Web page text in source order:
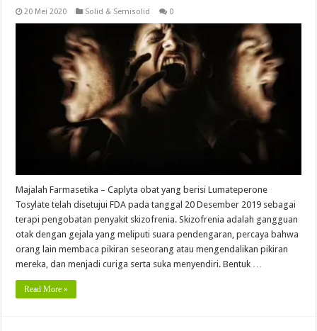
20 Mei 2020 Solid & Semisolid 0
Majalah Farmasetika – Caplyta obat yang berisi Lumateperone
Tosylate telah disetujui FDA pada tanggal 20 Desember 2019 sebagai
terapi pengobatan penyakit skizofrenia. Skizofrenia adalah gangguan
otak dengan gejala yang meliputi suara pendengaran, percaya bahwa
orang lain membaca pikiran seseorang atau mengendalikan pikiran
mereka, dan menjadi curiga serta suka menyendiri. Bentuk …
Read More »